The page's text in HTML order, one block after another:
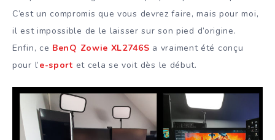
C’est un compromis que vous devrez faire, mais pour moi,
il est impossible de le laisser sur son pied d’origine.
Enfin, ce BenQ Zowie XL2746S a vraiment été conçu
pour l’e-sport et cela se voit dès le début.